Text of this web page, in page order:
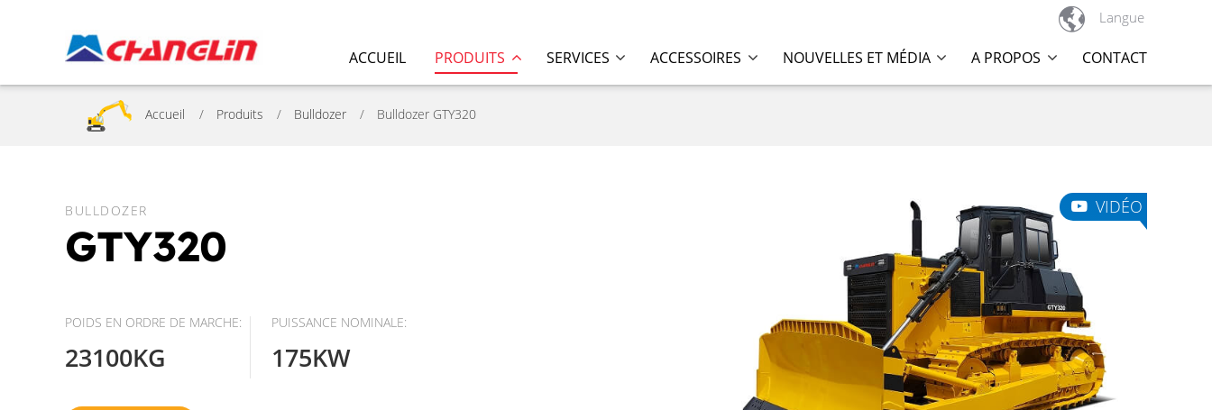
 Langue
ACCUEIL PRODUITS SERVICES ACCESSOIRES NOUVELLES ET MÉDIA A PROPOS CONTACT
Accueil Produits Bulldozer Bulldozer GTY320
BULLDOZER
GTY320
POIDS EN ORDRE DE MARCHE:
23100KG
PUISSANCE NOMINALE:
175KW
VIDÉO